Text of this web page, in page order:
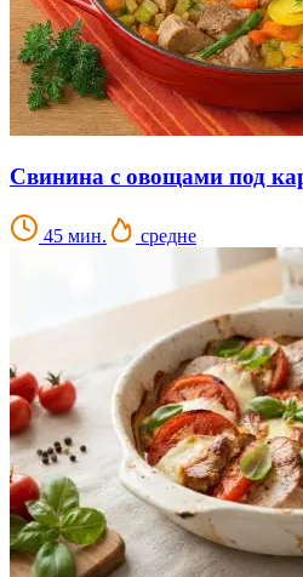
Свинина с овощами под
45 мин. средне